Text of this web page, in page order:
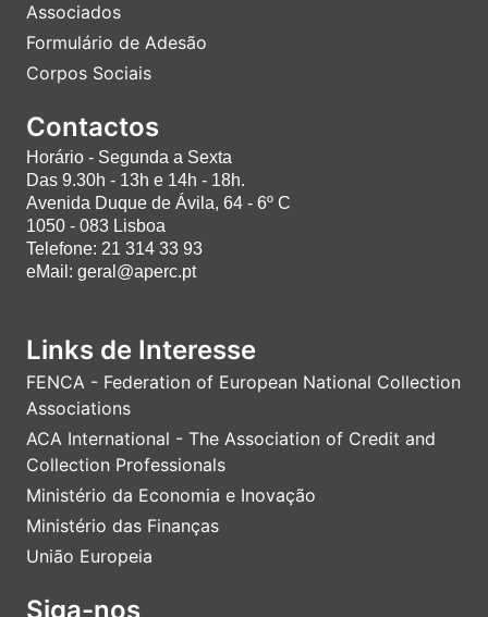
Associados
Formulário de Adesão
Corpos Sociais
Contactos
Horário - Segunda a Sexta
Das 9.30h - 13h e 14h - 18h.
Avenida Duque de Ávila, 64 - 6º C
1050 - 083 Lisboa
Telefone: 21 314 33 93
eMail: geral@aperc.pt
Links de Interesse
FENCA - Federation of European National Collection
Associations
ACA International - The Association of Credit and
Collection Professionals
Ministério da Economia e Inovação
Ministério das Finanças
União Europeia
Siga-nos